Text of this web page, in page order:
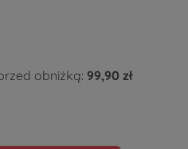
obniżką: 99,90 zł